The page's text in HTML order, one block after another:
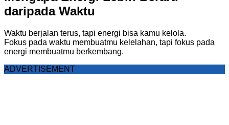
daripada Waktu
Waktu berjalan terus, tapi energi bisa kamu kelola.
Fokus pada waktu membuatmu kelelahan, tapi fokus pada
energi membuatmu berkembang.
ADVERTISEMENT